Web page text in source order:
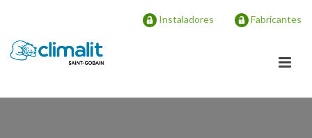
Fabricantes
Instaladores